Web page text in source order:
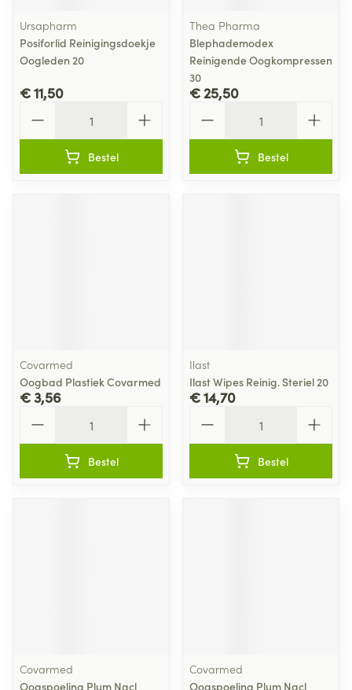
Ursapharm
Posiforlid Reinigingsdoekje
Oogleden 20
€ 11,50
Bestel
Thea Pharma
Blephademodex
Reinigende Oogkompressen
30
€ 25,50
Bestel
Covarmed
Oogbad Plastiek Covarmed
€ 3,56
Bestel
Ilast
Ilast Wipes Reinig. Steriel 20
€ 14,70
Bestel
Covarmed
Oogspoeling Plum Nacl
Covarmed
Oogspoeling Plum Nacl